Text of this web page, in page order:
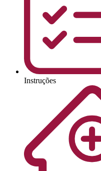
Instruções